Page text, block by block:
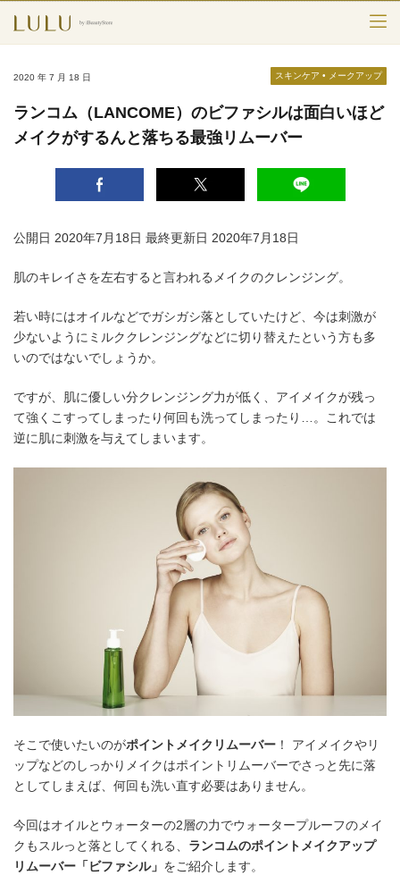
スキンケア
ライフスタイル
検索
2020 年 7 月 18 日 スキンケア • メークアップ
ランコム（LANCOME）のビファシルは面白いほど
メイクがするんと落ちる最強リムーバー
公開日 2020年7月18日 最終更新日 2020年7月18日
肌のキレイさを左右すると言われるメイクのクレンジング。
若い時にはオイルなどでガシガシ落としていたけど、今は刺激が
少ないようにミルククレンジングなどに切り替えたという方も多
いのではないでしょうか。
ですが、肌に優しい分クレンジング力が低く、アイメイクが残っ
て強くこすってしまったり何回も洗ってしまったり…。これでは
逆に肌に刺激を与えてしまいます。
そこで使いたいのがポイントメイクリムーバー ！ アイメイクやリ
ップなどのしっかりメイクはポイントリムーバーでさっと先に落
としてしまえば、何回も洗い直す必要はありません。
今回はオイルとウォーターの2層の力でウォータープルーフのメイ
クもスルっと落としてくれる、 ランコムのポイントメイクアップ
リムーバー「ビファシル」 をご紹介します。